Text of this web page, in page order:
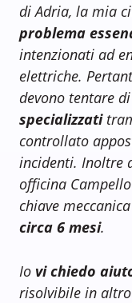
di Adria, la mia
problema
intenzionati ad
elettriche.
devono tentare
specializzati
controllato
incidenti. Inoltre
officina
chiave
circa 6 mesi.
Io vi chiedo
risolvibile in